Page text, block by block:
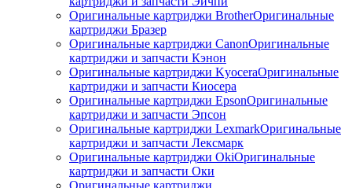
Оригинальные картриджи BrotherОригинальные
картриджи Бразер
Оригинальные картриджи CanonОригинальные
картриджи и запчасти Кэнон
Оригинальные картриджи KyoceraОригинальные
картриджи и запчасти Киосера
Оригинальные картриджи EpsonОригинальные
картриджи и запчасти Эпсон
Оригинальные картриджи LexmarkОригинальные
картриджи и запчасти Лексмарк
Оригинальные картриджи ОkiОригинальные
картриджи и запчасти Оки
Оригинальные картриджи